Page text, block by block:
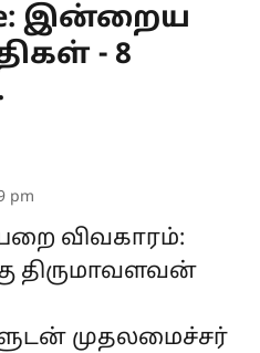
இன்றைய
- 8
pm
விவகாரம்:
திருமாவளவன்
முதலமைச்சர்